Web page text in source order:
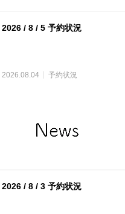
2026 / 8 / 5 予約状況
2026.08.04 予約状況
2026 / 8 / 3 予約状況